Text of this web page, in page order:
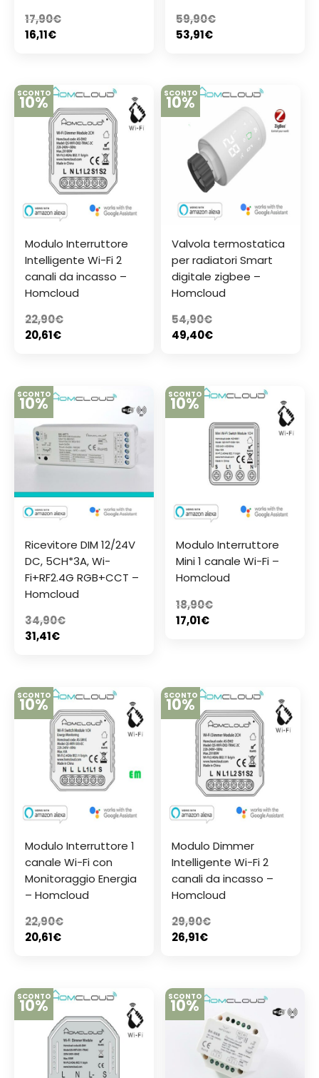
17,90€
16,11€
59,90€
53,91€
SCONTO
10%
Modulo Interruttore
Intelligente Wi-Fi 2
canali da incasso –
Homcloud
22,90€
20,61€
SCONTO
10%
Valvola termostatica
per radiatori Smart
digitale zigbee –
Homcloud
54,90€
49,40€
SCONTO
10%
Ricevitore DIM 12/24V
DC, 5CH*3A, Wi-
Fi+RF2.4G RGB+CCT –
Homcloud
34,90€
31,41€
SCONTO
10%
Modulo Interruttore
Mini 1 canale Wi-Fi –
Homcloud
18,90€
17,01€
SCONTO
10%
Modulo Interruttore 1
canale Wi-Fi con
Monitoraggio Energia
– Homcloud
22,90€
20,61€
SCONTO
10%
Modulo Dimmer
Intelligente Wi-Fi 2
canali da incasso –
Homcloud
29,90€
26,91€
SCONTO
10% SCONTO
10%